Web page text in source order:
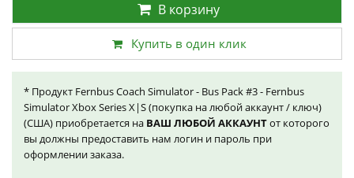
В корзину
Купить в один клик
* Продукт Fernbus Coach Simulator - Bus Pack #3 - Fernbus
Simulator Xbox Series X|S (покупка на любой аккаунт / ключ)
(США) приобретается на ВАШ ЛЮБОЙ АККАУНТот которого
вы должны предоставить нам логин и пароль при
оформлении заказа.